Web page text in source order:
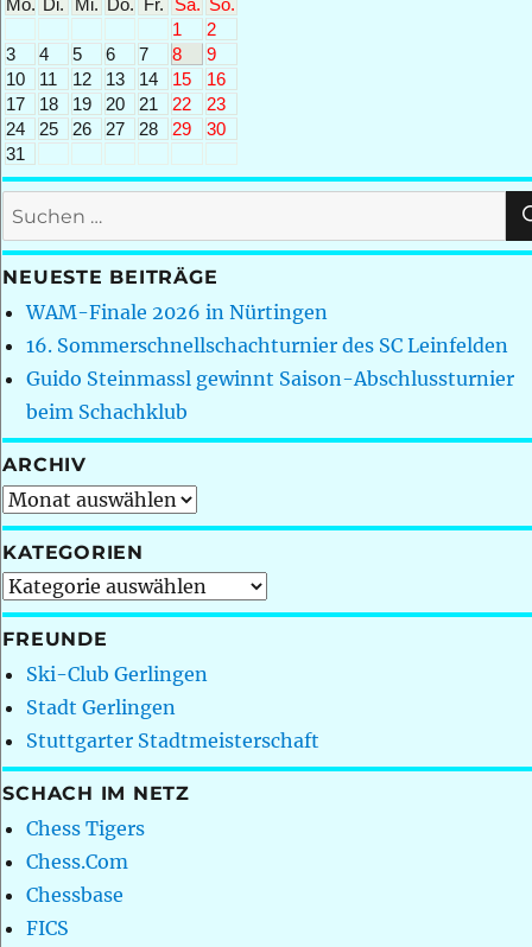
Mo. Di. Mi. Do. Fr. Sa. So.
1
2
3
4 5 6 7 8
9
10
11 12 13 14 15
16
17
18 19 20 21 22
23
24
25 26 27 28 29
30
31
Suchen
nach:
NEUESTE BEITRÄGE
WAM-Finale 2026 in Nürtingen
16. Sommerschnellschachturnier des SC Leinfelden
Guido Steinmassl gewinnt Saison-Abschlussturnier
beim Schachklub
ARCHIV
Archiv
KATEGORIEN
Kategorien
FREUNDE
Ski-Club Gerlingen
Stadt Gerlingen
Stuttgarter Stadtmeisterschaft
SCHACH IM NETZ
Chess Tigers
Chess.Com
Chessbase
FICS